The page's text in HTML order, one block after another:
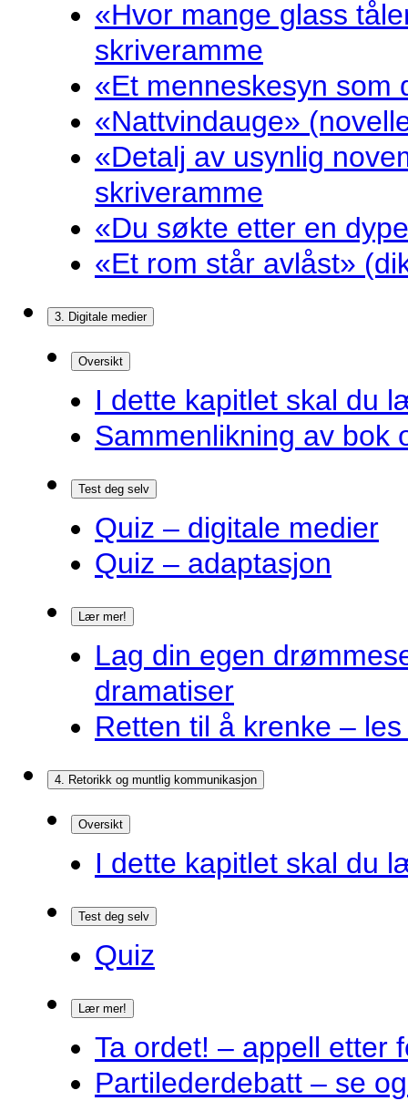
«Hvor mange glass
skriveramme
«Et menneskesyn som
«Nattvindauge»
«Detalj av usynlig
skriveramme
«Du søkte etter en
«Et rom står avlåst»
3. Digitale medier
Oversikt
I dette kapitlet skal du
Sammenlikning av bok
Test deg selv
Quiz – digitale medier
Quiz – adaptasjon
Lær mer!
Lag din egen
dramatiser
Retten til å krenke –
4. Retorikk og muntlig kommunikasjon
Oversikt
I dette kapitlet skal du
Test deg selv
Quiz
Lær mer!
Ta ordet! – appell etter
Partilederdebatt – se